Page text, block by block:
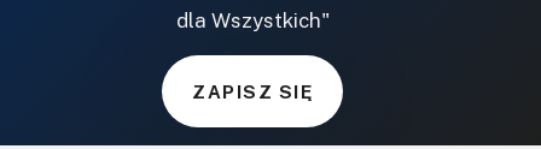
MagazynGitarzysta.pl
dla Wszystkich"
ZAPISZ SIĘ